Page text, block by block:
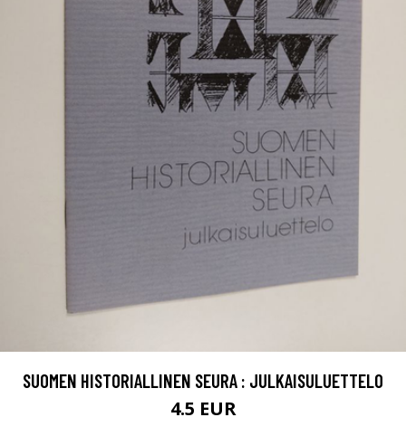
SUOMEN HISTORIALLINEN SEURA : JULKAISULUETTELO
4.5 EUR